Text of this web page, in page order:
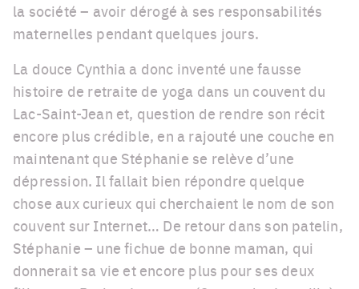
la société – avoir dérogé à ses responsabilités
maternelles pendant quelques jours.
La douce Cynthia a donc inventé une fausse
histoire de retraite de yoga dans un couvent du
Lac-Saint-Jean et, question de rendre son récit
encore plus crédible, en a rajouté une couche en
maintenant que Stéphanie se relève d’une
dépression. Il fallait bien répondre quelque
chose aux curieux qui cherchaient le nom de son
couvent sur Internet… De retour dans son patelin,
Stéphanie – une fichue de bonne maman, qui
donnerait sa vie et encore plus pour ses deux